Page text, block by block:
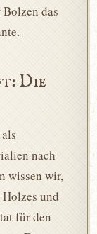
das
Die
nach
wissen wir,
und
für den